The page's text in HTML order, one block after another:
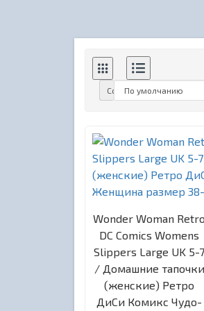
Сортировка:
Wonder Woman Retro
DC Comics Womens
Slippers Large UK 5-7
/ Домашние тапочки
(женские) Ретро
ДиСи Комикс Чудо-